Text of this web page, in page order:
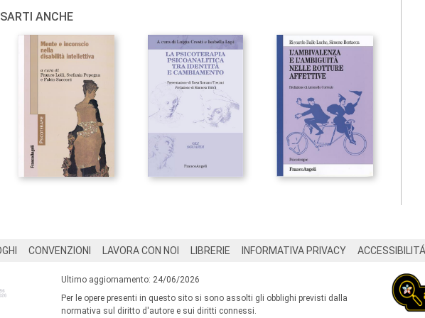
ANCHE
CONVENZIONI LAVORA CON NOI LIBRERIE INFORMATIVA PRIVACY ACCESSIBILITÁ
Ultimo aggiornamento: 24/06/2026
Per le opere presenti in questo sito si sono assolti gli obblighi previsti dalla
normativa sul diritto d'autore e sui diritti connessi.